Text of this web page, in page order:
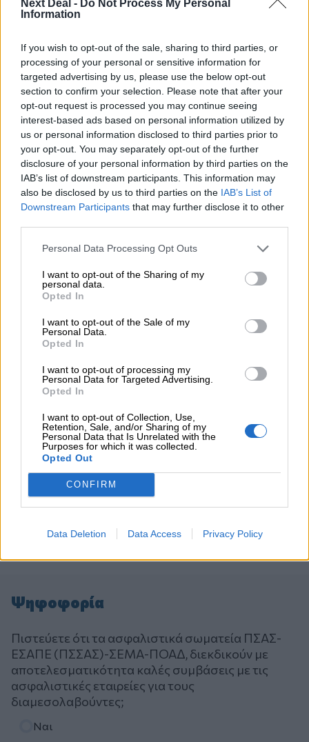
Next Deal - Do Not Process My Personal
Information
If you wish to opt-out of the sale, sharing to third parties, or
processing of your personal or sensitive information for
targeted advertising by us, please use the below opt-out
section to confirm your selection. Please note that after your
opt-out request is processed you may continue seeing
interest-based ads based on personal information utilized by
us or personal information disclosed to third parties prior to
your opt-out. You may separately opt-out of the further
disclosure of your personal information by third parties on the
IAB’s list of downstream participants. This information may
also be disclosed by us to third parties on the IAB’s List of
Downstream Participants that may further disclose it to other
Personal Data Processing Opt Outs
I want to opt-out of the Sharing of my
personal data.
Opted In
I want to opt-out of the Sale of my
Personal Data.
Opted In
I want to opt-out of processing my
Personal Data for Targeted Advertising.
Opted In
I want to opt-out of Collection, Use,
Retention, Sale, and/or Sharing of my
Personal Data that Is Unrelated with the
Purposes for which it was collected.
Opted Out
CONFIRM
Data Deletion Data Access Privacy Policy
Αντώνης Βουκλαρής - «ΕΡΡΙΚΟΣ ΝΤΥΝΑΝ»
05.08.2026 - 11:30
Η νέα εποχή στην εκπαίδευση των ασφαλιστικών
διαμεσολαβητών
05.08.2026 - 10:50
Ξεκινούν οι αιτήσεις στο vouchers.gov.gr για το Πρόγραμμα
«Τουρισμός για όλους 2026-2027»
05.08.2026 - 10:19
WWF: Περισσότερα από 180.000 στρέμματα καμένων
δασικών εκτάσεων στην Ελλάδα σε λίγες μόλις μέρες
Καλοκαιρινό ταξίδι: Οι 8 συμβουλές που αξίζει να δώσει κάθε
ασφαλιστής στους πελάτες του
Ψηφοφορία
Πιστεύετε ότι τα ασφαλιστικά σωματεία ΠΣΑΣ-
ΕΣΑΠΕ (ΠΣΣΑΣ)-ΣΕΜΑ-ΠΟΑΔ, διεκδικούν με
αποτελεσματικότητα καλές συμβάσεις με τις
ασφαλιστικές εταιρείες για τους
διαμεσολαβούντες;
Ναι